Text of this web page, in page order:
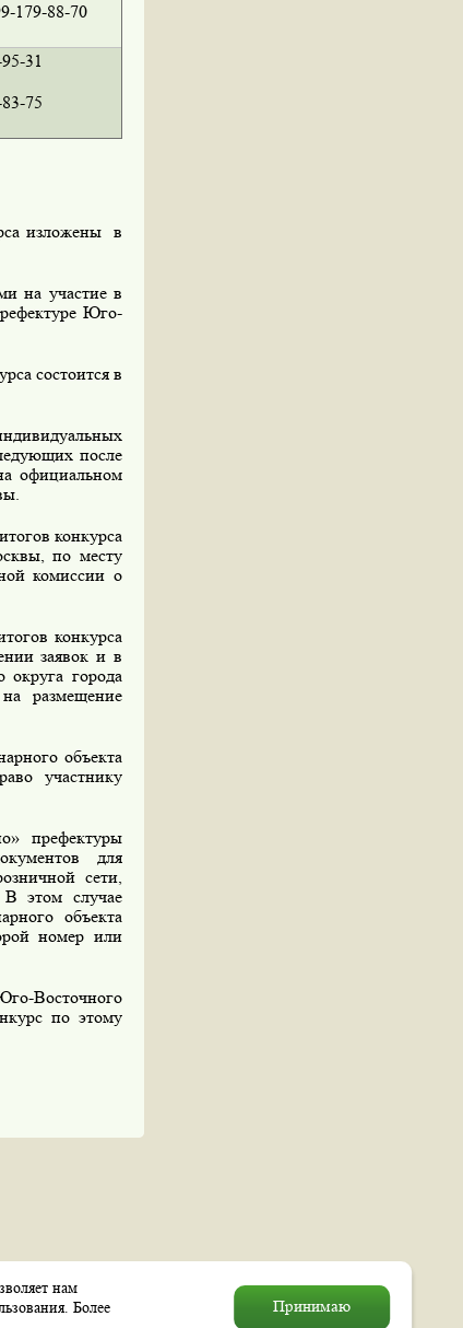
179-88-70
31
75
изложены в
на участие в
Юго-
состоится в
после
официальном
конкурса
по месту
комиссии о
конкурса
заявок и в
округа города
размещение
объекта
участнику
префектуры
для
сети,
В этом случае
объекта
номер или
Восточного
по этому
© 2004–2026 Муниципальное
образование «Выхино–Жулебино»
нам
Более
Принимаю